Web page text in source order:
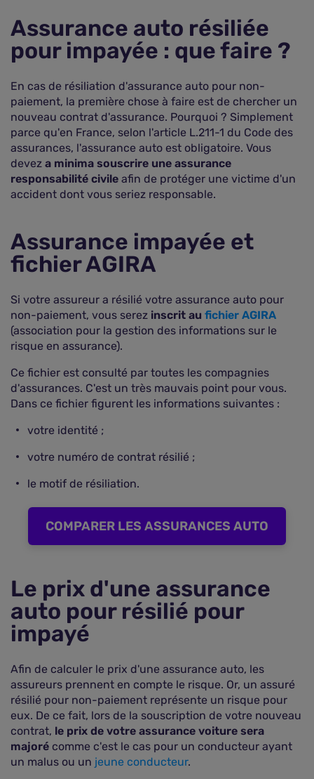
Assurance auto résiliée
pour impayée : que faire ?
En cas de résiliation d'assurance auto pour non-
paiement, la première chose à faire est de chercher un
nouveau contrat d'assurance. Pourquoi ? Simplement
parce qu'en France, selon l'article L.211-1 du Code des
assurances, l'assurance auto est obligatoire. Vous
devez a minima souscrire une assurance
responsabilité civile afin de protéger une victime d'un
accident dont vous seriez responsable.
Assurance impayée et
fichier AGIRA
Si votre assureur a résilié votre assurance auto pour
non-paiement, vous serez inscrit au fichier AGIRA
(association pour la gestion des informations sur le
risque en assurance).
Ce fichier est consulté par toutes les compagnies
d'assurances. C'est un très mauvais point pour vous.
Dans ce fichier figurent les informations suivantes :
votre identité ;
votre numéro de contrat résilié ;
le motif de résiliation.
COMPARER LES ASSURANCES AUTO
Le prix d'une assurance
auto pour résilié pour
impayé
Afin de calculer le prix d'une assurance auto, les
assureurs prennent en compte le risque. Or, un assuré
résilié pour non-paiement représente un risque pour
eux. De ce fait, lors de la souscription de votre nouveau
contrat, le prix de votre assurance voiture sera
majoré comme c'est le cas pour un conducteur ayant
un malus ou un jeune conducteur.